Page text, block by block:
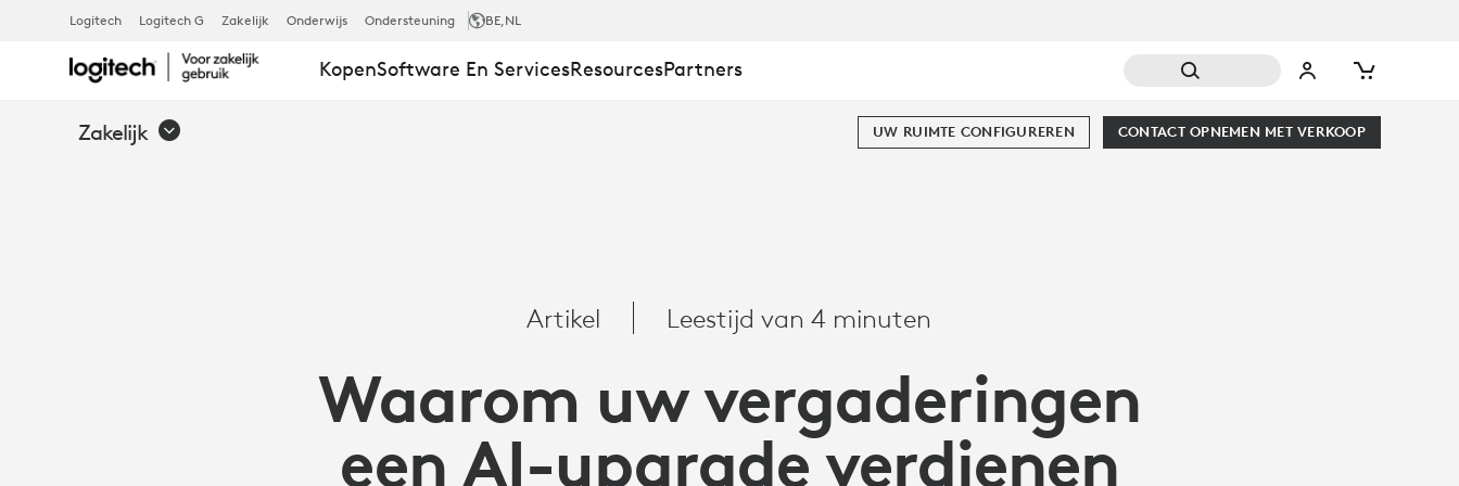
WAAROM
UW
VIDEOVERGADEREN
Logitech Logitech G Zakelijk Onderwijs Ondersteuning BE,NL
KopenSoftware En ServicesResourcesPartners
Zakelijk CONTACT OPNEMEN MET VERKOOP
UW RUIMTE CONFIGUREREN
Artikel Leestijd van 4 minuten
Waarom uw vergaderingen
een AI-upgrade verdienen